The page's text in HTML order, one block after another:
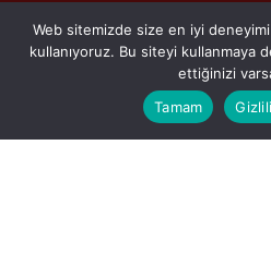
Telefon: +90(212) 240 33 39
Telefon: +90(212) 248 19 36
info@erisymm.com
Web sitemizde size en iyi
kullanıyoruz. Bu siteyi kullanmaya
ettiğinizi
Tamam